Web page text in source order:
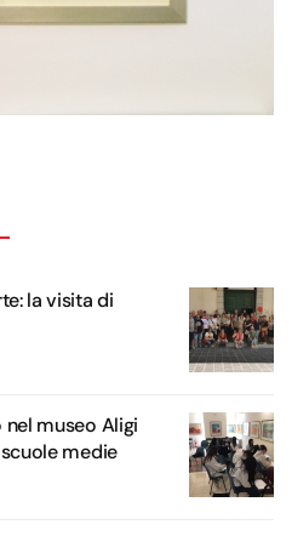
la visita di
museo Aligi
medie